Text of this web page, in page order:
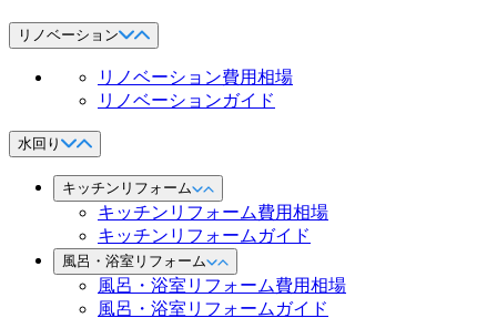
リノベーション
リノベーション費用相場
リノベーションガイド
水回り
キッチンリフォーム
キッチンリフォーム費用相場
キッチンリフォームガイド
風呂・浴室リフォーム
風呂・浴室リフォーム費用相場
風呂・浴室リフォームガイド